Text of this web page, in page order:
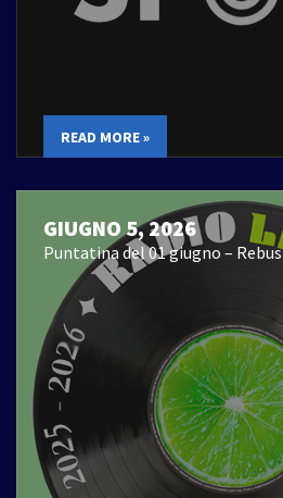
READ MORE »
GIUGNO 5, 2026
Puntatina del 01 giugno – Rebus